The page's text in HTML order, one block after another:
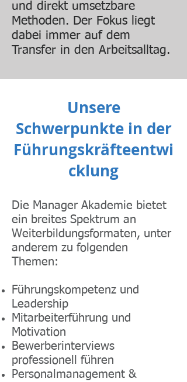
und direkt umsetzbare
Methoden. Der Fokus liegt
dabei immer auf dem
Transfer in den Arbeitsalltag.
Unsere
Schwerpunkte in der
Führungskräfteentwi
cklung
Die Manager Akademie bietet
ein breites Spektrum an
Weiterbildungsformaten, unter
anderem zu folgenden
Themen:
Führungskompetenz und
Leadership
Mitarbeiterführung und
Motivation
Bewerberinterviews
professionell führen
Personalmanagement &